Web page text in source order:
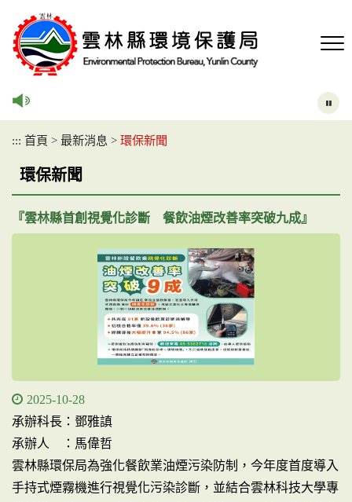
::: 首頁 > 最新消息 > 環保新聞
環保新聞
『雲林縣首創視覺化診斷 餐飲油煙改善率突破九成』
2025-10-28
承辦科長：鄧雅謓
承辦人 ：馬偉哲
雲林縣環保局為強化餐飲業油煙污染防制，今年度首度導入
手持式煙霧機進行視覺化污染診斷，並結合雲林科技大學專